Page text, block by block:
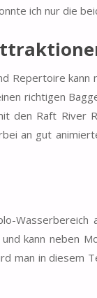
ich nur die
Repertoire
richtigen
den Raft River
an gut
Wasserbereich
kann neben
man in diesem